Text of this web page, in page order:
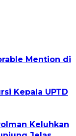
Mention di
Kepala UPTD
Keluhkan